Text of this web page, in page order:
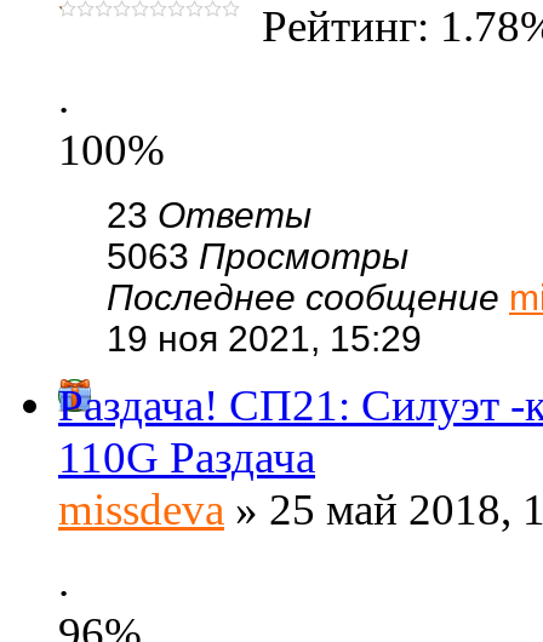
Рейтинг:
.
100%
23 Ответы
5063 Просмотры
Последнее сообщение
19 ноя 2021, 15:29
Раздача! СП21: Силуэт
110G Раздача
missdeva » 25 май 2018,
.